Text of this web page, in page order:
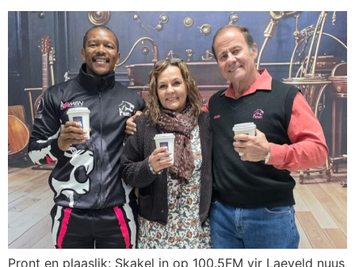
Pront en plaaslik: Skakel in op 100.5FM vir Laeveld nuus